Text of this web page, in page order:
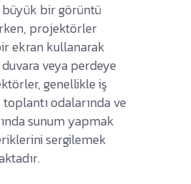
bir görüntü
projektörler
ekran kullanarak
veya perdeye
genellikle iş
odalarında ve
sunum yapmak
sergilemek